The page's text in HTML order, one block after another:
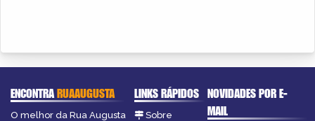
ENCONTRARUAAUGUSTA
O melhor da Rua Augusta
LINKS RÁPIDOS
Sobre
NOVIDADES POR E-
MAIL